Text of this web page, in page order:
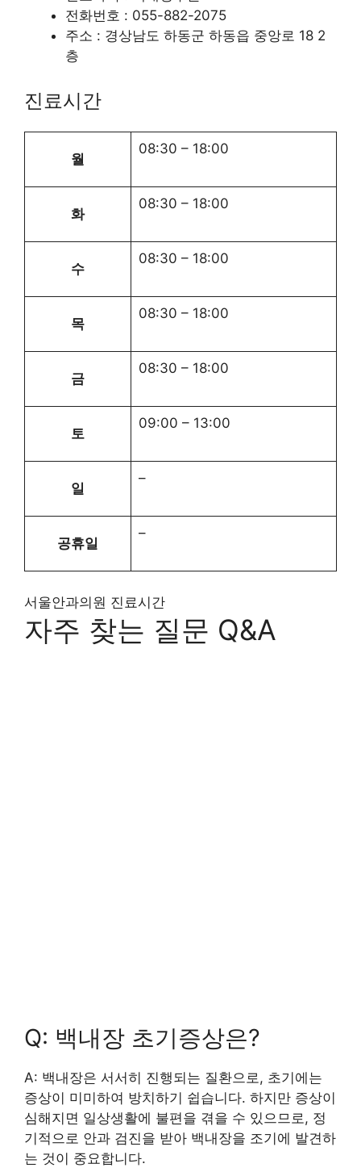
전화번호 : 055-882-2075
주소 : 경상남도 하동군 하동읍 중앙로 18 2
층
진료시간
월
08:30 – 18:00
화
08:30 – 18:00
수
08:30 – 18:00
목
08:30 – 18:00
금
08:30 – 18:00
토
09:00 – 13:00
일
–
공휴일
–
서울안과의원 진료시간
자주 찾는 질문 Q&A
Q: 백내장 초기증상은?
A: 백내장은 서서히 진행되는 질환으로, 초기에는
증상이 미미하여 방치하기 쉽습니다. 하지만 증상이
심해지면 일상생활에 불편을 겪을 수 있으므로, 정
기적으로 안과 검진을 받아 백내장을 조기에 발견하
는 것이 중요합니다.